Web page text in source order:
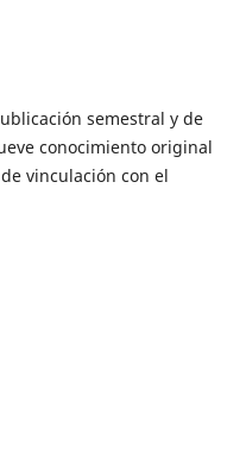
semestral y de
conocimiento original
vinculación con el